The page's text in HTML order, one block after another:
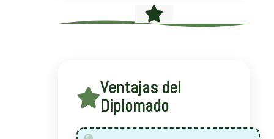
Ventajas del
Diplomado